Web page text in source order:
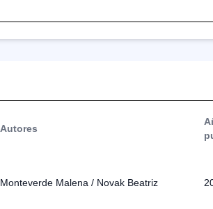
Autores
Monteverde Malena / Novak Beatriz